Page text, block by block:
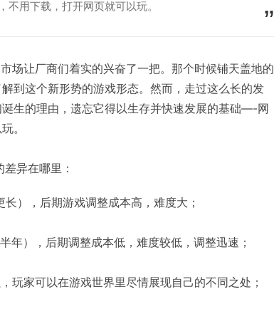
用下载，打开网页就可以玩。
场让厂商们着实的兴奋了一把。那个时候铺天盖地的
到这个新形势的游戏形态。然而，走过这么长的发
生的理由，遗忘它得以生存并快速发展的基础—-网
。
异在哪里：
），后期游戏调整成本高，难度大；
），后期调整成本低，难度较低，调整迅速；
家可以在游戏世界里尽情展现自己的不同之处；